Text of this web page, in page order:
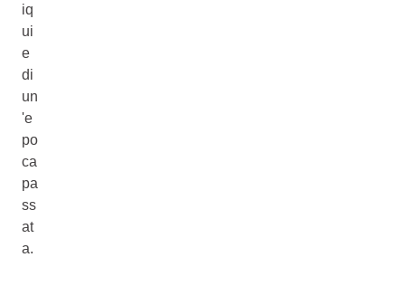
iq
ui
e
di
un
'e
po
ca
pa
ss
at
a.